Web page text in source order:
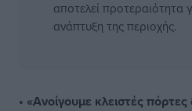
αποτελεί προτεραιότητα
ανάπτυξη της περιοχής.
• «Ανοίγουμε κλειστές